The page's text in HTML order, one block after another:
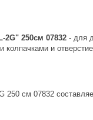
2G" 250см 07832 - для
и
250 см 07832